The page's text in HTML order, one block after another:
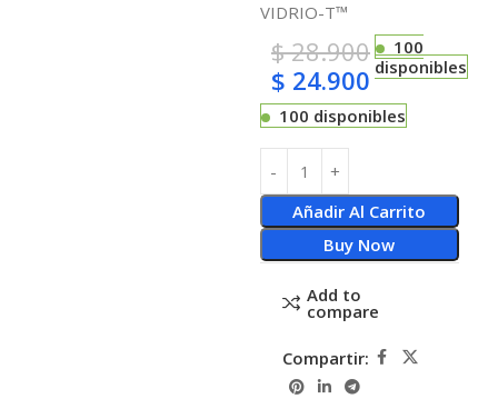
VIDRIO-T™
$28.900
$ 24.900
100
disponibles
100 disponibles
Añadir Al Carrito
Buy Now
Add to
compare
Compartir: